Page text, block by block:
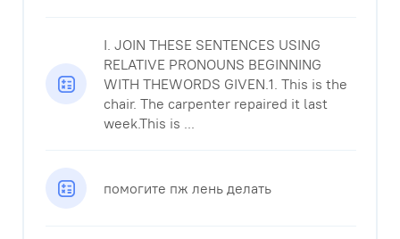
I. JOIN THESE SENTENCES USING
RELATIVE PRONOUNS BEGINNING
WITH THEWORDS GIVEN.1. This is the
chair. The carpenter repaired it last
week.This is ...
помогите пж лень делать